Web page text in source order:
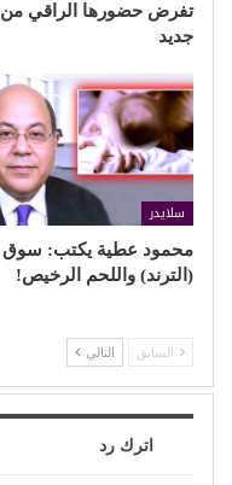
تفرض حضورها الراقي من
جديد
سلايدر
محمود عطية يكتب: سوق
(الترند) واللحم الرخيص!
السابق التالي
اترك رد